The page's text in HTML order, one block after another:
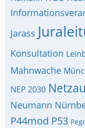
Jarass
Konsultation
Mahnwache
NEP 2030
Neumann
P44mod P53